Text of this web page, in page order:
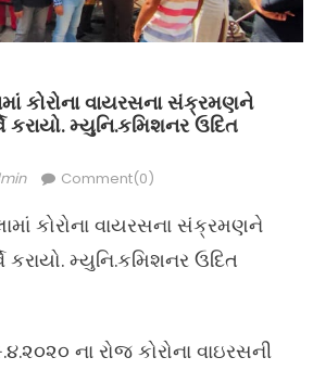
કોરોના વાયરસના સંક્રમણને
કરાયો. મ્યુનિ.કમિશનર ઉદિત
Comment(0)
કોરોના વાયરસના સંક્રમણને
કરાયો. મ્યુનિ.કમિશનર ઉદિત
ના રોજ કોરોના વાઇરસની